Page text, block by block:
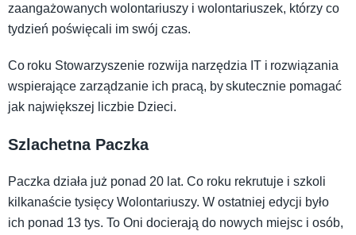
zaangażowanych wolontariuszy i wolontariuszek, którzy co
tydzień poświęcali im swój czas.
Co roku Stowarzyszenie rozwija narzędzia IT i rozwiązania
wspierające zarządzanie ich pracą, by skutecznie pomagać
jak największej liczbie Dzieci.
Szlachetna Paczka
Paczka działa już ponad 20 lat. Co roku rekrutuje i szkoli
kilkanaście tysięcy Wolontariuszy. W ostatniej edycji było
ich ponad 13 tys. To Oni docierają do nowych miejsc i osób,